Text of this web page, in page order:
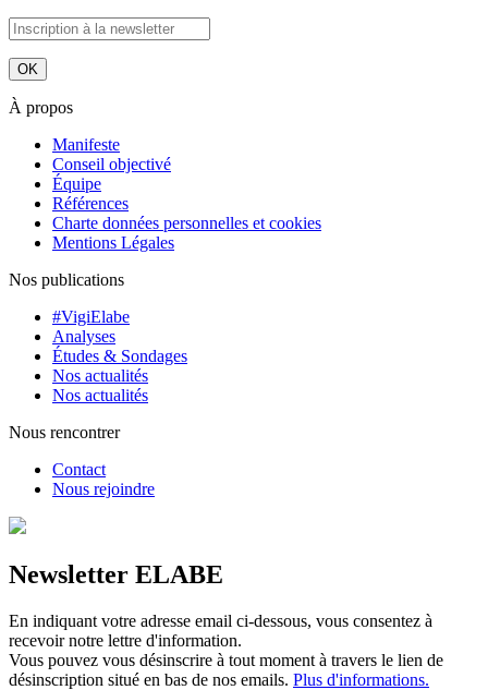
À propos
Manifeste
Conseil objectivé
Équipe
Références
Charte données personnelles et cookies
Mentions Légales
Nos publications
#VigiElabe
Analyses
Études & Sondages
Nos actualités
Nos actualités
Nous rencontrer
Contact
Nous rejoindre
Newsletter ELABE
En indiquant votre adresse email ci-dessous, vous consentez à
recevoir notre lettre d'information.
Vous pouvez vous désinscrire à tout moment à travers le lien de
désinscription situé en bas de nos emails. Plus d'informations.